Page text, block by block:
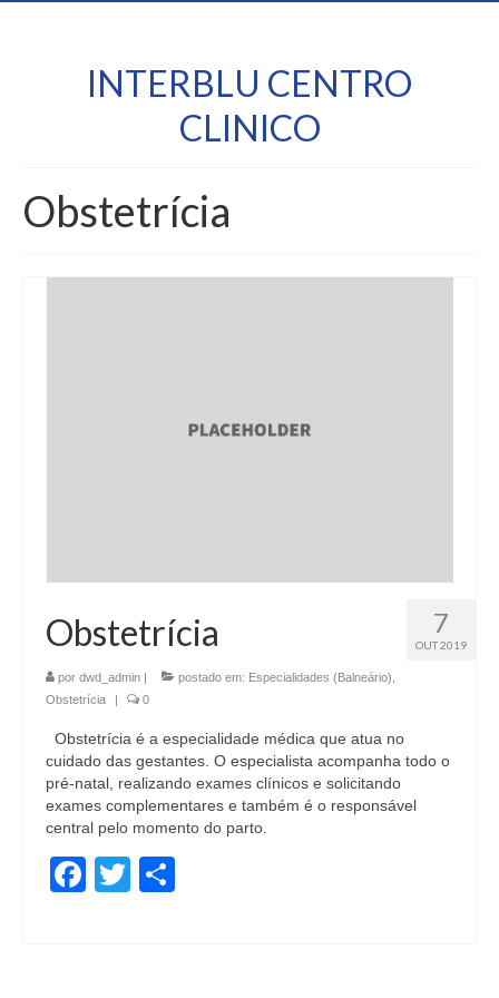
INTERBLU CENTRO
CLINICO
Obstetrícia
7
OUT 2019
Obstetrícia
por dwd_admin | postado em: Especialidades (Balneário)
Obstetrícia
| 0
Obstetrícia é a especialidade médica que atua no
cuidado das gestantes. O especialista acompanha todo o
pré-natal, realizando exames clínicos e solicitando
exames complementares e também é o responsável
central pelo momento do parto.
Facebook
Twitter